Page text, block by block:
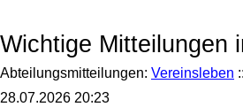
Wichtige Mitteilungen
Abteilungsmitteilungen: Vereinsleben ::
28.07.2026 20:23